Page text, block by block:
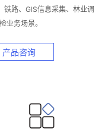
铁路、GIS信息采集、林业调
业务场景。
产品咨询